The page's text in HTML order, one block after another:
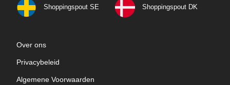
Shoppingspout SE Shoppingspout DK
Over ons
Privacybeleid
Algemene Voorwaarden